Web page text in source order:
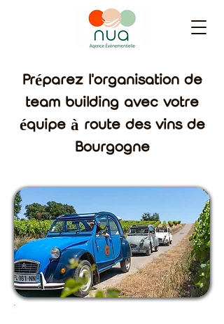
Préparez l'organisation de
team building avec votre
équipe à route des vins de
Bourgogne